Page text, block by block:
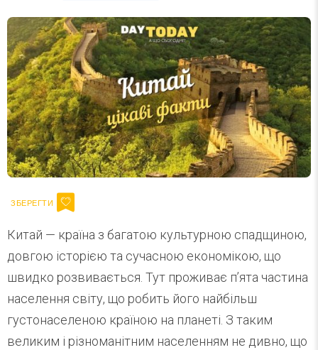
Китай — країна з багатою культурною спадщиною,
довгою історією та сучасною економікою, що
швидко розвивається. Тут проживає п’ята частина
населення світу, що робить його найбільш
густонаселеною країною на планеті. З таким
великим і різноманітним населенням не дивно, що